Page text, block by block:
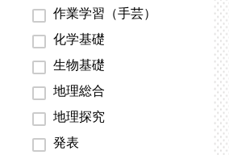
作業学習（手芸）
化学基礎
生物基礎
地理総合
地理探究
発表